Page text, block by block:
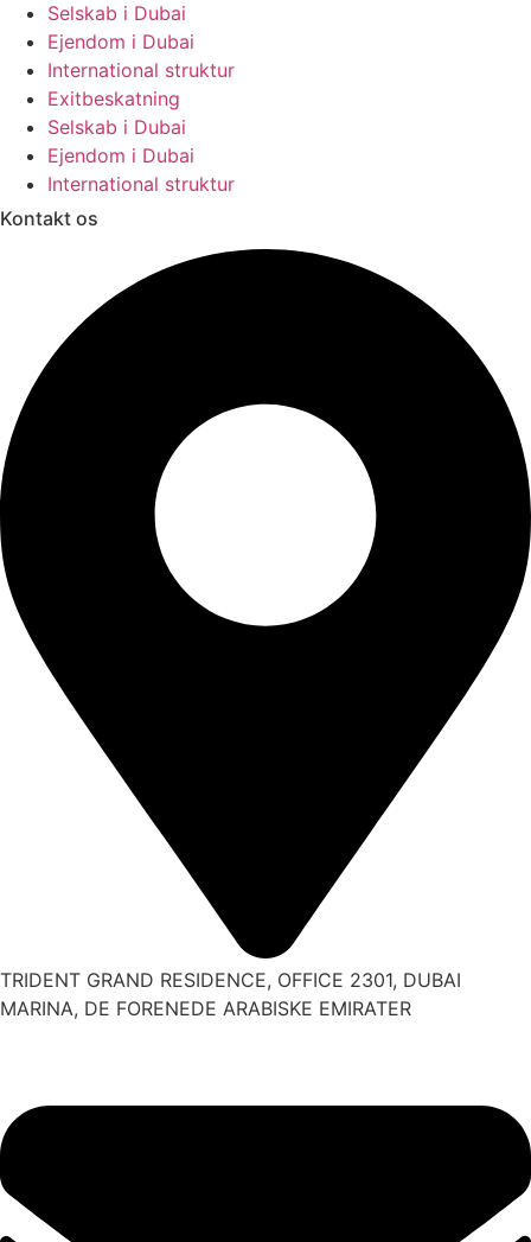
Selskab i Dubai
Ejendom i Dubai
International struktur
Exitbeskatning
Selskab i Dubai
Ejendom i Dubai
International struktur
Kontakt os
TRIDENT GRAND RESIDENCE, OFFICE 2301, DUBAI
MARINA, DE FORENEDE ARABISKE EMIRATER